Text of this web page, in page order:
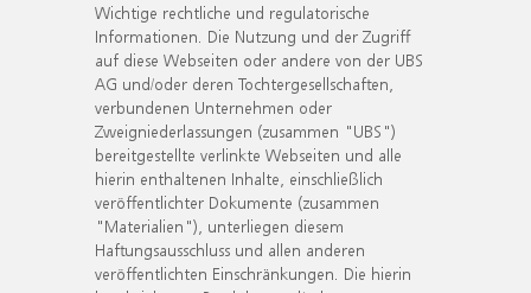
Wichtige rechtliche und regulatorische
Informationen. Die Nutzung und der Zugriff
auf diese Webseiten oder andere von der UBS
AG und/oder deren Tochtergesellschaften,
verbundenen Unternehmen oder
Zweigniederlassungen (zusammen "UBS")
bereitgestellte verlinkte Webseiten und alle
hierin enthaltenen Inhalte, einschließlich
veröffentlichter Dokumente (zusammen
"Materialien"), unterliegen diesem
Haftungsausschluss und allen anderen
veröffentlichten Einschränkungen. Die hierin